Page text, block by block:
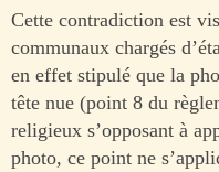
Cette contradiction est
communaux chargés
en effet stipulé que la
tête nue (point 8 du
religieux s’opposant à
photo, ce point ne